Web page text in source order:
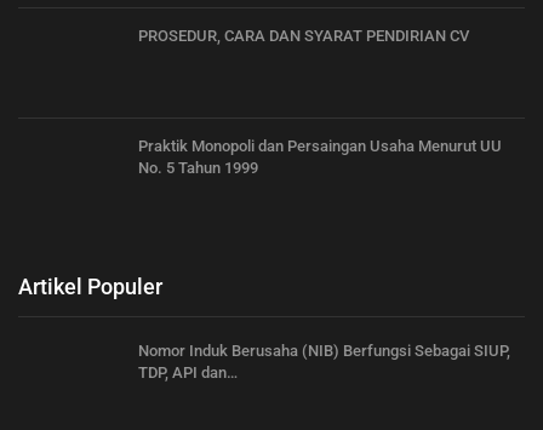
PROSEDUR, CARA DAN SYARAT PENDIRIAN CV
Praktik Monopoli dan Persaingan Usaha Menurut UU
No. 5 Tahun 1999
Artikel Populer
Nomor Induk Berusaha (NIB) Berfungsi Sebagai SIUP,
TDP, API dan…